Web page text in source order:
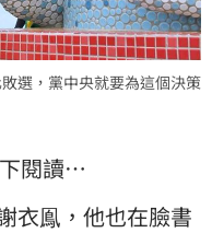
選，黨中央就要為這個決策
閱讀…
衣鳯，他也在臉書